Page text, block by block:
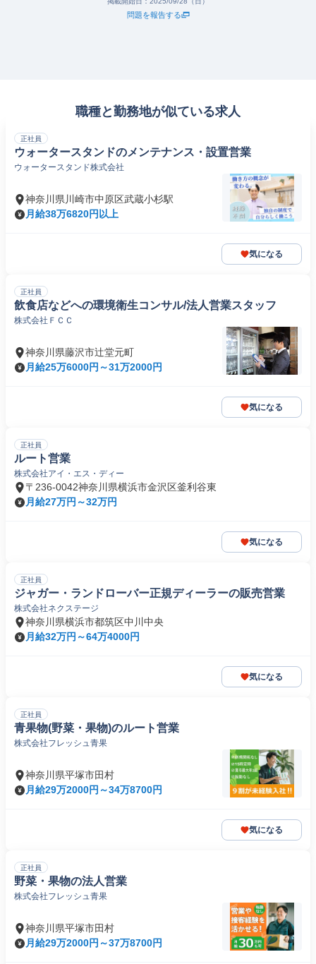
問題を報告する
職種と勤務地が似ている求人
正社員
ウォータースタンドのメンテナンス・設置営業
ウォータースタンド株式会社
神奈川県川崎市中原区武蔵小杉駅
月給38万6820円以上
気になる
正社員
飲食店などへの環境衛生コンサル/法人営業スタッフ
株式会社ＦＣＣ
神奈川県藤沢市辻堂元町
月給25万6000円～31万2000円
気になる
正社員
ルート営業
株式会社アイ・エス・ディー
〒236-0042神奈川県横浜市金沢区釜利谷東
月給27万円～32万円
気になる
正社員
ジャガー・ランドローバー正規ディーラーの販売営業
株式会社ネクステージ
神奈川県横浜市都筑区中川中央
月給32万円～64万4000円
気になる
正社員
青果物(野菜・果物)のルート営業
株式会社フレッシュ青果
神奈川県平塚市田村
月給29万2000円～34万8700円
気になる
正社員
野菜・果物の法人営業
株式会社フレッシュ青果
神奈川県平塚市田村
月給29万2000円～37万8700円